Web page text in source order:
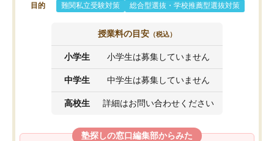
目的 難関私立受験対策 総合型選抜・学校推薦型選抜対策
授業料の目安 （税込）
小学生 小学生は募集していません
中学生 中学生は募集していません
高校生 詳細はお問い合わせください
塾探しの窓口編集部からみた